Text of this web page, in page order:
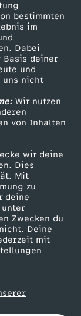
bestimmten
im
Dabei
deiner
und
uns nicht
Wir nutzen
von Inhalten
wir deine
Dies
Mit
zu
deine
Zwecken du
Deine
mit